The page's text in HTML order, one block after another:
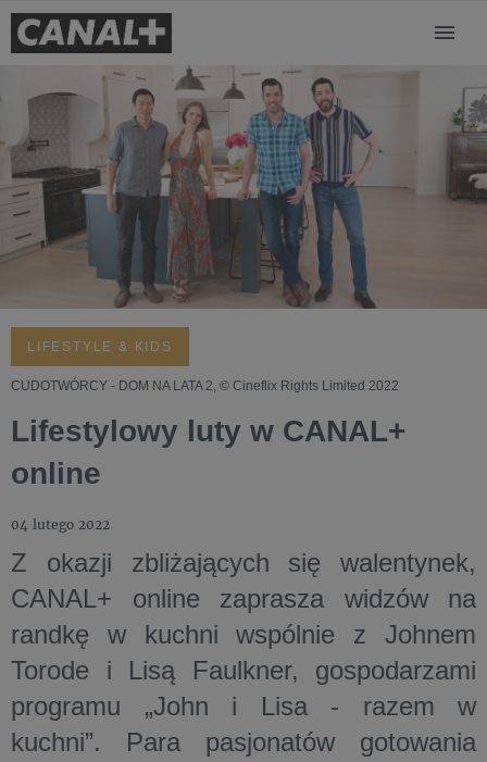
LIFESTYLE & KIDS
CUDOTWÓRCY - DOM NA LATA 2, © Cineflix Rights Limited 2022
Lifestylowy luty w CANAL+
online
04 lutego 2022
Z okazji zbliżających się walentynek,
CANAL+ online zaprasza widzów na
randkę w kuchni wspólnie z Johnem
Torode i Lisą Faulkner, gospodarzami
programu „John i Lisa - razem w
kuchni”. Para pasjonatów gotowania